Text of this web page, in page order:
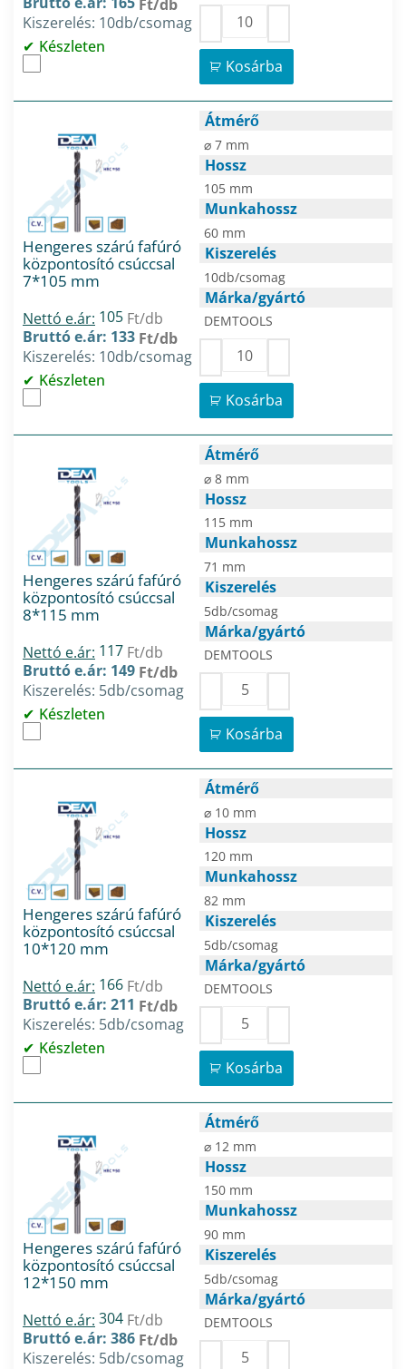
Kiszerelés: 10db/csomag
Készleten
Kosárba
Hengeres szárú fafúró
központosító csúccsal
7*105 mm
Nettó e.ár: 105 Ft/db
Bruttó e.ár: 133 Ft/db
Kiszerelés: 10db/csomag
Készleten
Átmérő
⌀ 7 mm
Hossz
105 mm
Munkahossz
60 mm
Kiszerelés
10db/csomag
Márka/gyártó
DEMTOOLS
Kosárba
Hengeres szárú fafúró
központosító csúccsal
8*115 mm
Nettó e.ár: 117 Ft/db
Bruttó e.ár: 149 Ft/db
Kiszerelés: 5db/csomag
Készleten
Átmérő
⌀ 8 mm
Hossz
115 mm
Munkahossz
71 mm
Kiszerelés
5db/csomag
Márka/gyártó
DEMTOOLS
Kosárba
Hengeres szárú fafúró
központosító csúccsal
10*120 mm
Nettó e.ár: 166 Ft/db
Bruttó e.ár: 211 Ft/db
Kiszerelés: 5db/csomag
Készleten
Átmérő
⌀ 10 mm
Hossz
120 mm
Munkahossz
82 mm
Kiszerelés
5db/csomag
Márka/gyártó
DEMTOOLS
Kosárba
Hengeres szárú fafúró
központosító csúccsal
12*150 mm
Nettó e.ár: 304 Ft/db
Bruttó e.ár: 386 Ft/db
Kiszerelés: 5db/csomag
Átmérő
⌀ 12 mm
Hossz
150 mm
Munkahossz
90 mm
Kiszerelés
5db/csomag
Márka/gyártó
DEMTOOLS